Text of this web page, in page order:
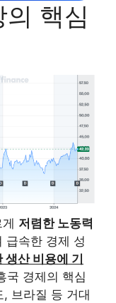
핵심
저렴한 노동력
급속한 경제 성
생산 비용에 기
국 경제의 핵심
브라질 등 거대